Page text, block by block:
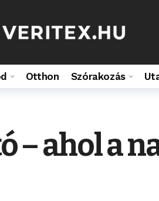
Otthon Szórakozás
– ahol a